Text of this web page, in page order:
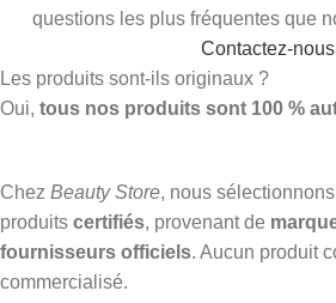
questions les plus fréquentes que
Contactez-nous
Les produits sont-ils originaux ?
Oui, tous nos produits sont 100 %
Chez Beauty Store, nous
produits certifiés, provenant de
fournisseurs officiels. Aucun produit
commercialisé.